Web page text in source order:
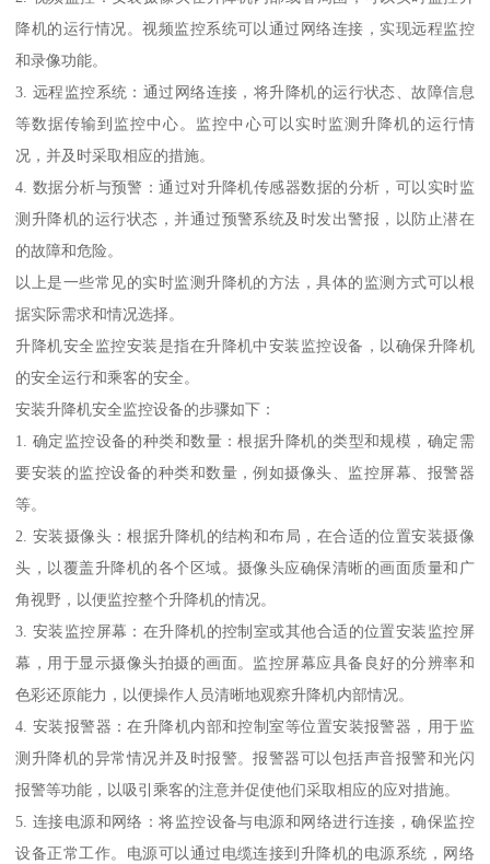
降机的运行情况。视频监控系统可以通过网络连接，实现远程监控
和录像功能。
3. 远程监控系统：通过网络连接，将升降机的运行状态、故障信息
等数据传输到监控中心。监控中心可以实时监测升降机的运行情
况，并及时采取相应的措施。
4. 数据分析与预警：通过对升降机传感器数据的分析，可以实时监
测升降机的运行状态，并通过预警系统及时发出警报，以防止潜在
的故障和危险。
以上是一些常见的实时监测升降机的方法，具体的监测方式可以根
据实际需求和情况选择。
升降机安全监控安装是指在升降机中安装监控设备，以确保升降机
的安全运行和乘客的安全。
安装升降机安全监控设备的步骤如下：
1. 确定监控设备的种类和数量：根据升降机的类型和规模，确定需
要安装的监控设备的种类和数量，例如摄像头、监控屏幕、报警器
等。
2. 安装摄像头：根据升降机的结构和布局，在合适的位置安装摄像
头，以覆盖升降机的各个区域。摄像头应确保清晰的画面质量和广
角视野，以便监控整个升降机的情况。
3. 安装监控屏幕：在升降机的控制室或其他合适的位置安装监控屏
幕，用于显示摄像头拍摄的画面。监控屏幕应具备良好的分辨率和
色彩还原能力，以便操作人员清晰地观察升降机内部情况。
4. 安装报警器：在升降机内部和控制室等位置安装报警器，用于监
测升降机的异常情况并及时报警。报警器可以包括声音报警和光闪
报警等功能，以吸引乘客的注意并促使他们采取相应的应对措施。
5. 连接电源和网络：将监控设备与电源和网络进行连接，确保监控
设备正常工作。电源可以通过电缆连接到升降机的电源系统，网络